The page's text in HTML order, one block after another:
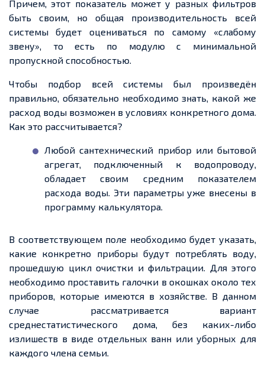
Причем, этот показатель может у разных фильтров
быть своим, но общая производительность всей
системы будет оцениваться по самому «слабому
звену», то есть по модулю с минимальной
пропускной способностью.
Чтобы подбор всей системы был произведён
правильно, обязательно необходимо знать, какой же
расход воды возможен в условиях конкретного дома.
Как это рассчитывается?
Любой сантехнический прибор или бытовой
агрегат, подключенный к водопроводу,
обладает своим средним показателем
расхода воды. Эти параметры уже внесены в
программу калькулятора.
В соответствующем поле необходимо будет указать,
какие конкретно приборы будут потреблять воду,
прошедшую цикл очистки и фильтрации. Для этого
необходимо проставить галочки в окошках около тех
приборов, которые имеются в хозяйстве. В данном
случае рассматривается вариант
среднестатистического дома, без каких-либо
излишеств в виде отдельных ванн или уборных для
каждого члена семьи.